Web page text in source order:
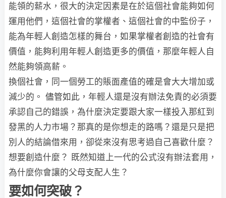
能領的薪水，很大的決定因素是在於這個社會能夠如何
運用他們，這個社會的掌權者、這個社會的中監份子，
能為年輕人創造怎樣的舞台，如果掌權者創造的社會有
價值，能夠利用年輕人創造更多的價值，那麼年輕人自
然能夠領高薪。
換個社會，同一個勞工的賬面產值的確是會大大增加或
減少的。 儘管如此，年輕人還是沒有辦法免責的必須要
承認自己的錯誤，為什麼決定要跟大家一樣投入那紅到
發黑的人力市場？那真的是你想走的路嗎？還是只是把
別人的結論借來用，卻從來沒有思考過自己喜歡什麼？
想要創造什麼？ 既然知道上一代的公式沒有辦法套用，
為什麼你會讓的父母支配人生？
要如何突破？